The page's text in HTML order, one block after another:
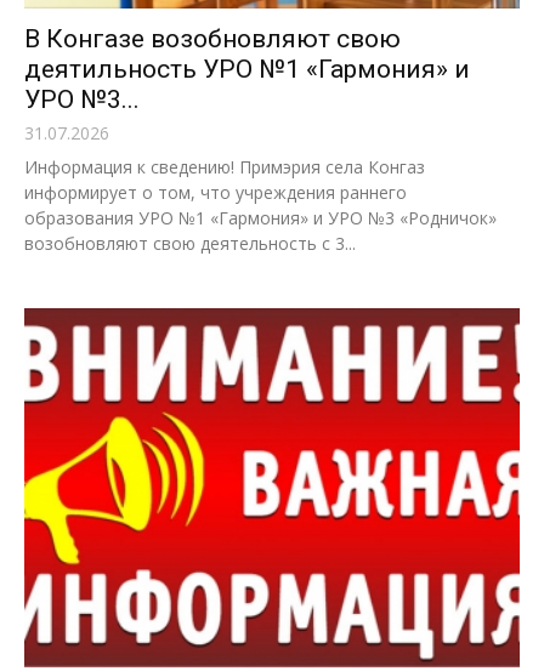
В Конгазе возобновляют свою
деятильность УРО №1 «Гармония» и
УРО №3...
31.07.2026
Информация к сведению! Примэрия села Конгаз
информирует о том, что учреждения раннего
образования УРО №1 «Гармония» и УРО №3 «Родничок»
возобновляют свою деятельность c 3...